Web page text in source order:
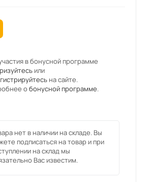
в бонусной программе
или
на сайте.
обонусной программе.
нет в наличии на складе. Вы
подписаться на товар и при
на склад мы
Вас известим.